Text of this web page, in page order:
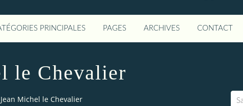
PRINCIPALES PAGES ARCHIVES CONTACT
le Chevalier
Jean Michel le Chevalier